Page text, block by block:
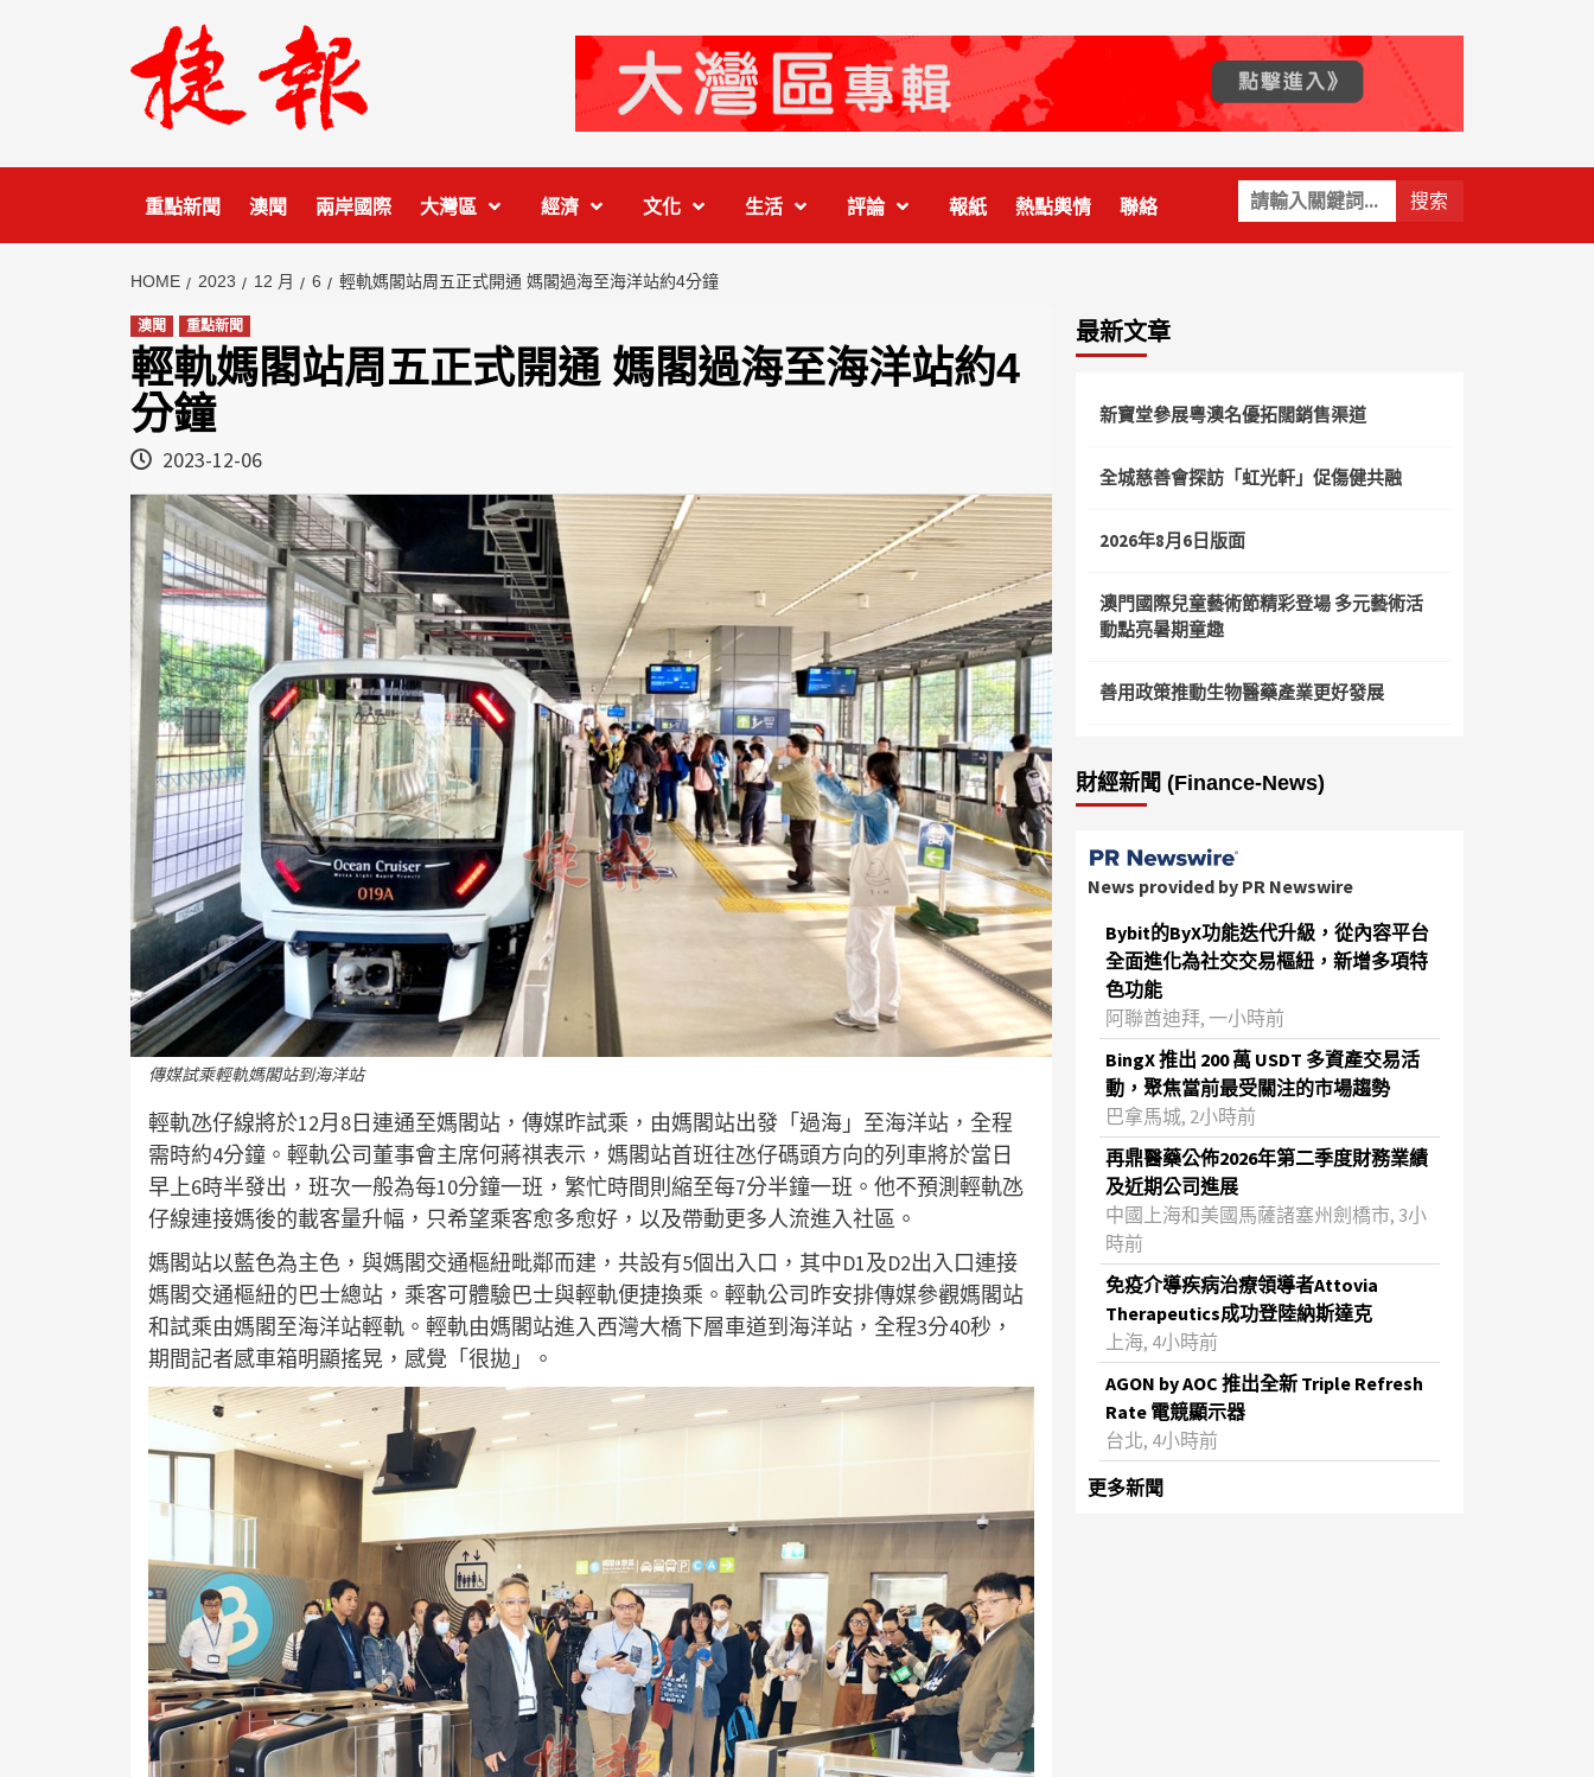
關
鍵
字:
重點新聞 澳聞 兩岸國際 大灣區 經濟 文化 生活 評論 報紙 熱點輿情 聯絡
HOME 2023 12 月 6 輕軌媽閣站周五正式開通 媽閣過海至海洋站約4分鐘
澳聞 重點新聞
輕軌媽閣站周五正式開通 媽閣過海至海洋站約4
分鐘
2023-12-06
傳媒試乘輕軌媽閣站到海洋站
輕軌氹仔線將於12月8日連通至媽閣站，傳媒昨試乘，由媽閣站出發「過海」至海洋站，全程
需時約4分鐘。輕軌公司董事會主席何蔣祺表示，媽閣站首班往氹仔碼頭方向的列車將於當日
早上6時半發出，班次一般為每10分鐘一班，繁忙時間則縮至每7分半鐘一班。他不預測輕軌氹
仔線連接媽後的載客量升幅，只希望乘客愈多愈好，以及帶動更多人流進入社區。
媽閣站以藍色為主色，與媽閣交通樞紐毗鄰而建，共設有5個出入口，其中D1及D2出入口連接
媽閣交通樞紐的巴士總站，乘客可體驗巴士與輕軌便捷換乘。輕軌公司昨安排傳媒參觀媽閣站
和試乘由媽閣至海洋站輕軌。輕軌由媽閣站進入西灣大橋下層車道到海洋站，全程3分40秒，
期間記者感車箱明顯搖晃，感覺「很拋」。
最新文章
新寶堂參展粵澳名優拓闊銷售渠道
全城慈善會探訪「虹光軒」促傷健共融
2026年8月6日版面
澳門國際兒童藝術節精彩登場 多元藝術活
動點亮暑期童趣
善用政策推動生物醫藥產業更好發展
財經新聞 (Finance-News)
News provided by PR Newswire
Bybit的ByX功能迭代升級，從內容平台
全面進化為社交交易樞紐，新增多項特
色功能
阿聯酋迪拜, 一小時前
BingX 推出 200 萬 USDT 多資產交易活
動，聚焦當前最受關注的市場趨勢
巴拿馬城, 2小時前
再鼎醫藥公佈2026年第二季度財務業績
及近期公司進展
中國上海和美國馬薩諸塞州劍橋市, 3小
時前
免疫介導疾病治療領導者Attovia
Therapeutics成功登陸納斯達克
上海, 4小時前
AGON by AOC 推出全新 Triple Refresh
Rate 電競顯示器
台北, 4小時前
更多新聞